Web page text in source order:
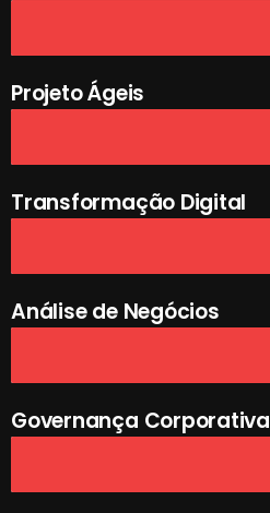
Projeto Ágeis
Transformação Digital
Análise de Negócios
Governança Corporativa